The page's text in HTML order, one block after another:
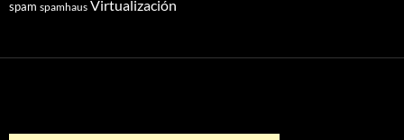
spam spamhaus Virtualización